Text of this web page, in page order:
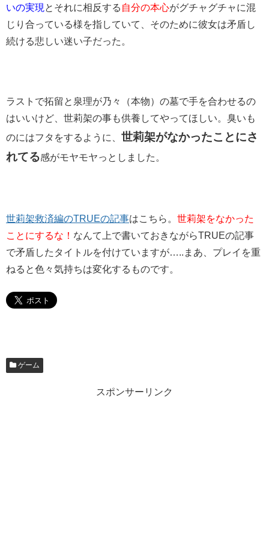
いの実現 とそれに相反する 自分の本心がグチャグチャに混
じり合っている様を指していて、そのために彼女は矛盾し
続ける悲しい迷い子だった。
ラストで拓留と泉理が乃々（本物）の墓で手を合わせるの
はいいけど、 世莉架の事も供養してやってほしい。 臭いも
のにはフタをするように、 世莉架がなかったことにさ
れてる感がモヤモヤっとしました。
世莉架救済編のTRUEの記事はこちら。 世莉架をなかった
ことにするな！ なんて上で書いておきながらTRUEの記事
で矛盾したタイトルを付けていますが…..まあ、プレイを重
ねると色々気持ちは変化するものです。
ゲーム
スポンサーリンク